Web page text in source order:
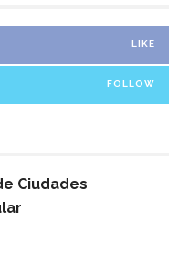
LIKE
FOLLOW
Ciudades